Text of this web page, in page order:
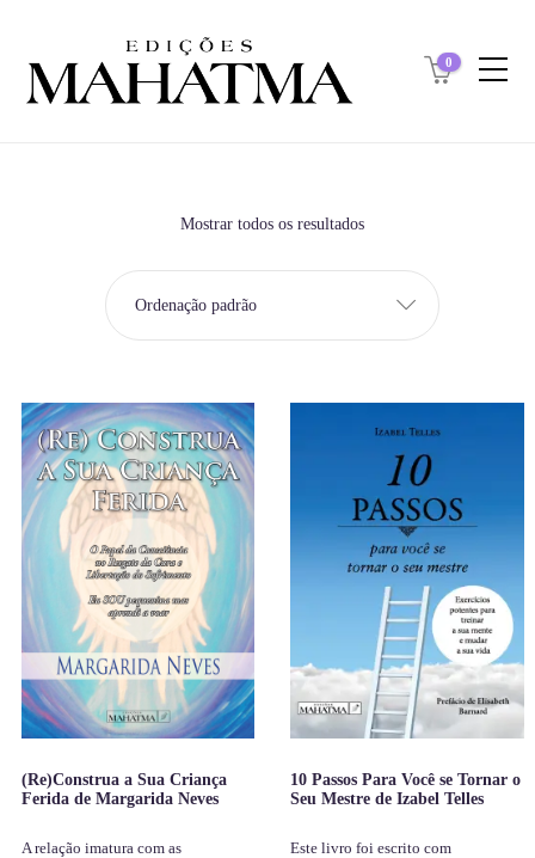
0
Mostrar todos os resultados
Ordenação padrão
(Re)Construa a Sua Criança
Ferida de Margarida Neves
A relação imatura com as
10 Passos Para Você se Tornar o
Seu Mestre de Izabel Telles
Este livro foi escrito com